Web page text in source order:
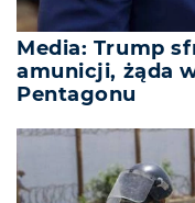
Media: Trump
amunicji, żąda
Pentagonu